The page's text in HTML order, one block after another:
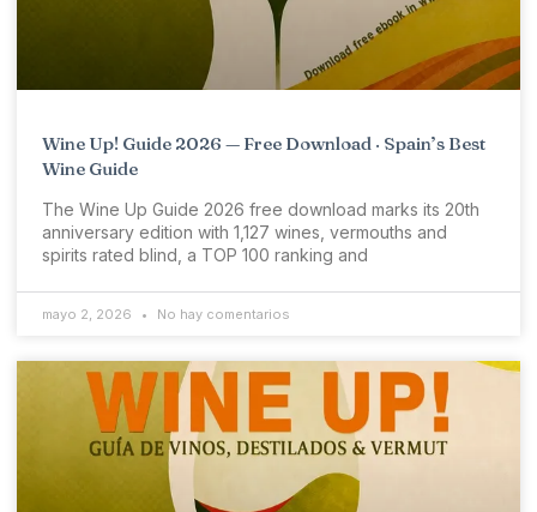
Wine Up! Guide 2026 — Free Download · Spain’s Best
Wine Guide
The Wine Up Guide 2026 free download marks its 20th
anniversary edition with 1,127 wines, vermouths and
spirits rated blind, a TOP 100 ranking and
mayo 2, 2026 No hay comentarios